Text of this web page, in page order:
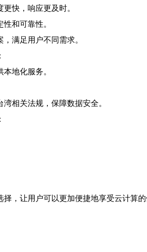
快，响应更及时。
和可靠性。
满足用户不同需求。
地化服务。
相关法规，保障数据安全。
，让用户可以更加便捷地享受云计